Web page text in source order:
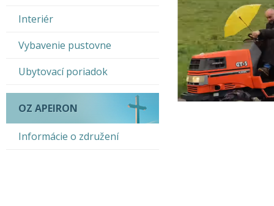
Interiér
Vybavenie pustovne
Ubytovací poriadok
OZ APEIRON
Informácie o združení